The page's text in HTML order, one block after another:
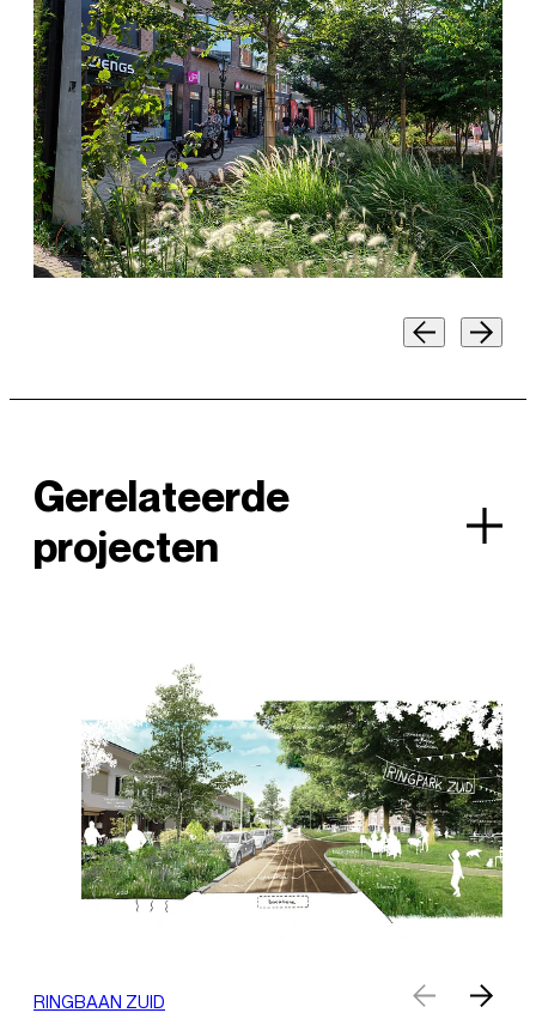
Gerelateerde
projecten
RINGBAAN ZUID